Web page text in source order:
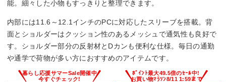
能。細々した小物もすっきりと整理できます。
内部には11.6～12.1インチのPCに対応したスリーブを搭載。背
面とショルダーはクッション性のあるメッシュで通気性も良好で
す。ショルダー部分の反射材とDカンも便利な仕様。毎日の通勤
や通学で荷物が多い方におすすめのアイテムです。